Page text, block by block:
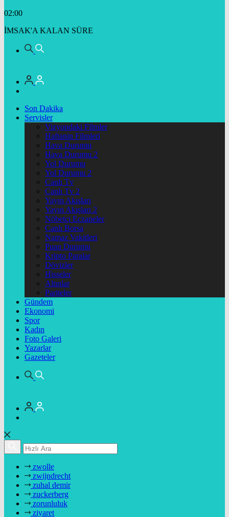
02:00
İMSAK'A KALAN SÜRE
Son Dakika
Servisler
Vizyondaki Filmler
Haftanin Filmleri
Hava Durumu
Hava Durumu 2
Yol Durumu
Yol Durumu 2
Canlı Tv
Canlı Tv 2
Yayın Akışları
Yayın Akışları 2
Nöbetçi Eczaneler
Canlı Borsa
Namaz Vakitleri
Puan Durumu
Kripto Paralar
Dövizler
Hisseler
Altınlar
Pariteler
Gündem
Ekonomi
Spor
Kadın
Foto Galeri
Yazarlar
Gazeteler
zwolle
zwijndrecht
zuhal demir
zuckerberg
zorunluluk
ziyaret